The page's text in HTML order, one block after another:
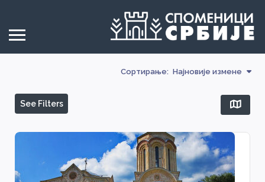
Сортирање: Најновије измене
See Filters